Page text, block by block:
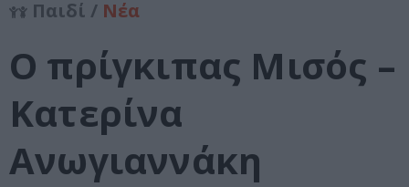
Παιδί / Νέα
Ο πρίγκιπας Μισός –
Κατερίνα
Ανωγιαννάκη